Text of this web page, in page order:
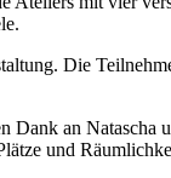
Die
Dank an
und